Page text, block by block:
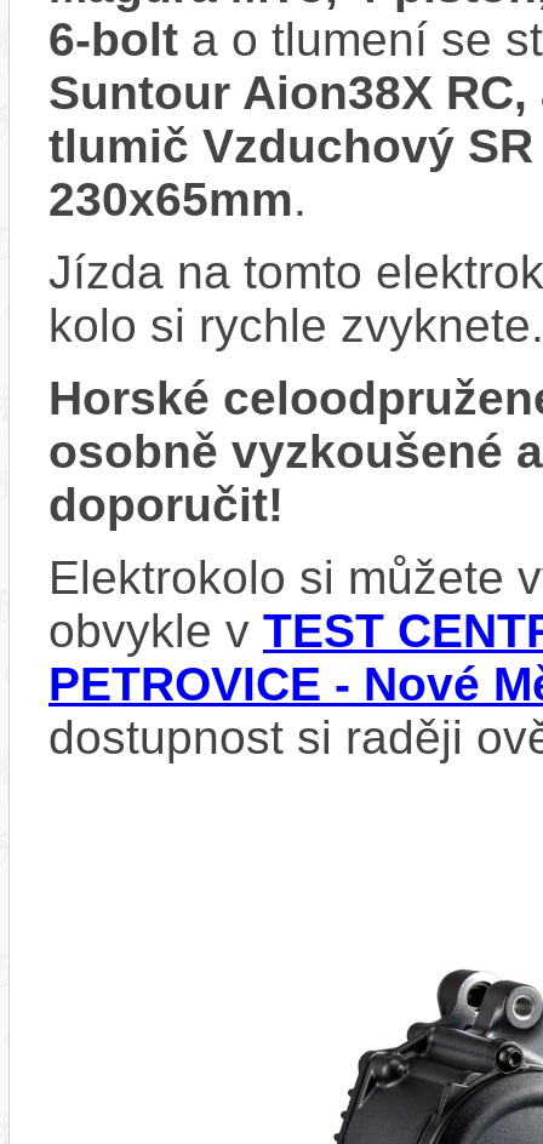
6-bolt a o tlumení se
Suntour Aion38X
tlumič Vzduchový
230x65mm.
Jízda na tomto
kolo si rychle zvyknete.
Horské
osobně vyzkoušené
doporučit!
Elektrokolo si můžete
obvykle v TEST
PETROVICE - Nové
dostupnost si raději